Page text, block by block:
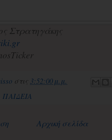
Στρατηγάκης
στις 3:52:00 μ.μ.
ΠΑΙΔΕΙΑ
Αρχική σελίδα